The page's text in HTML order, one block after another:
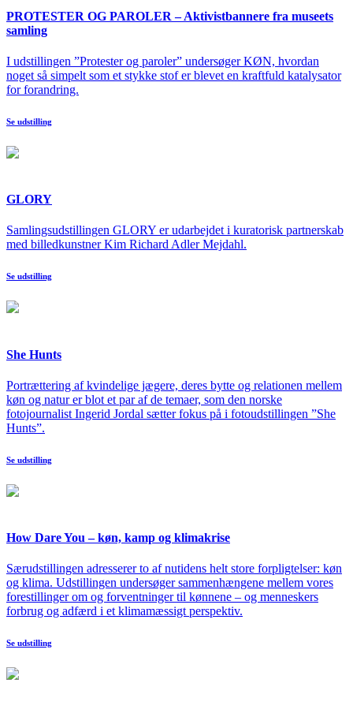
PROTESTER OG PAROLER – Aktivistbannere fra museets
samling
I udstillingen ”Protester og paroler” undersøger KØN, hvordan
noget så simpelt som et stykke stof er blevet en kraftfuld katalysator
for forandring.
Se udstilling
GLORY
Samlingsudstillingen GLORY er udarbejdet i kuratorisk partnerskab
med billedkunstner Kim Richard Adler Mejdahl.
Se udstilling
She Hunts
Portrættering af kvindelige jægere, deres bytte og relationen mellem
køn og natur er blot et par af de temaer, som den norske
fotojournalist Ingerid Jordal sætter fokus på i fotoudstillingen ”She
Hunts”.
Se udstilling
How Dare You – køn, kamp og klimakrise
Særudstillingen adresserer to af nutidens helt store forpligtelser: køn
og klima. Udstillingen undersøger sammenhængene mellem vores
forestillinger om og forventninger til kønnene – og menneskers
forbrug og adfærd i et klimamæssigt perspektiv.
Se udstilling